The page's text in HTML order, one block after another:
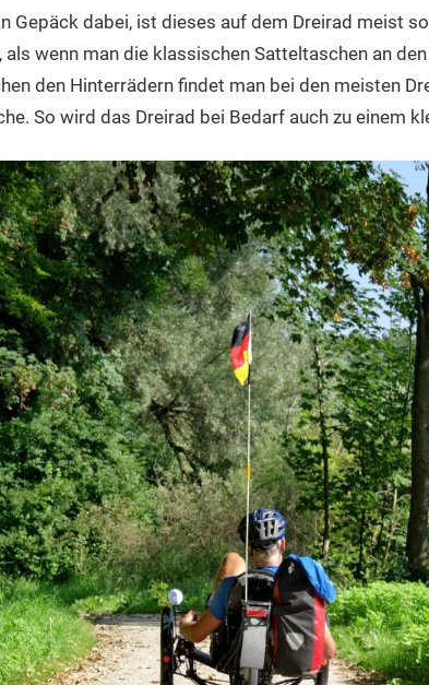
Gepäck dabei, ist dieses auf dem Dreirad meist
wenn man die klassischen Satteltaschen an
den Hinterrädern findet man bei den meisten
So wird das Dreirad bei Bedarf auch zu einem